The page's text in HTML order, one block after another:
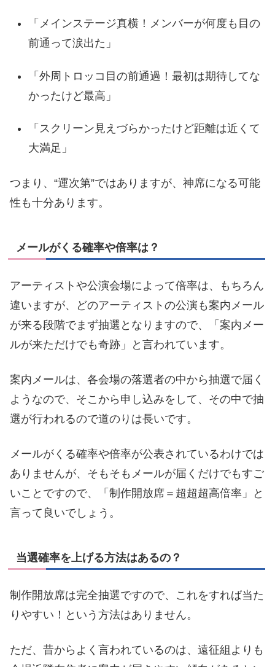
「メインステージ真横！メンバーが何度も目の
前通って涙出た」
「外周トロッコ目の前通過！最初は期待してな
かったけど最高」
「スクリーン見えづらかったけど距離は近くて
大満足」
つまり、“運次第”ではありますが、神席になる可能
性も十分あります。
メールがくる確率や倍率は？
アーティストや公演会場によって倍率は、もちろん
違いますが、どのアーティストの公演も案内メール
が来る段階でまず抽選となりますので、「案内メー
ルが来ただけでも奇跡」と言われています。
案内メールは、各会場の落選者の中から抽選で届く
ようなので、そこから申し込みをして、その中で抽
選が行われるので道のりは長いです。
メールがくる確率や倍率が公表されているわけでは
ありませんが、そもそもメールが届くだけでもすご
いことですので、「制作開放席＝超超超高倍率」と
言って良いでしょう。
当選確率を上げる方法はあるの？
制作開放席は完全抽選ですので、これをすれば当た
りやすい！という方法はありません。
ただ、昔からよく言われているのは、遠征組よりも